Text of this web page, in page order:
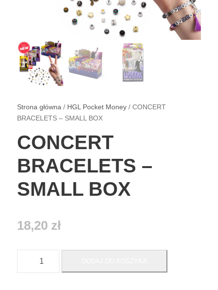
Strona główna / HGL Pocket Money / CONCERT
BRACELETS – SMALL BOX
CONCERT
BRACELETS –
SMALL BOX
18,20 zł